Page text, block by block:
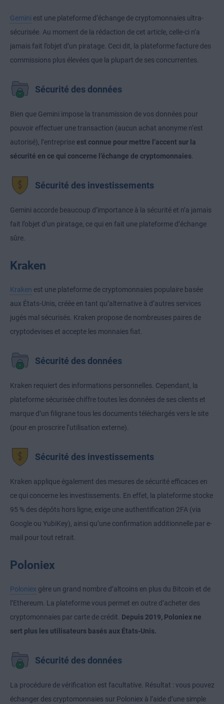
Gemini est une plateforme d’échange de cryptomonnaies ultra-
sécurisée. Au moment de la rédaction de cet article, celle-ci n’a
jamais fait l’objet d’un piratage. Ceci dit, la plateforme facture des
commissions plus élevées que la plupart de ses concurrentes.
Sécurité des données
Bien que Gemini impose la transmission de vos données pour
pouvoir effectuer une transaction (aucun achat anonyme n’est
autorisé), l’entreprise est connue pour mettre l’accent sur la
sécurité en ce qui concerne l’échange de cryptomonnaies.
Sécurité des investissements
Gemini accorde beaucoup d’importance à la sécurité et n’a jamais
fait l’objet d’un piratage, ce qui en fait une plateforme d’échange
sûre.
Kraken
Kraken est une plateforme de cryptomonnaies populaire basée
aux États-Unis, créée en tant qu’alternative à d’autres services
jugés mal sécurisés. Kraken propose de nombreuses paires de
cryptodevises et accepte les monnaies fiat.
Sécurité des données
Kraken requiert des informations personnelles. Cependant, la
plateforme sécurisée chiffre toutes les données de ses clients et
marque d’un filigrane tous les documents téléchargés vers le site
(pour en proscrire l’utilisation externe).
Sécurité des investissements
Kraken applique également des mesures de sécurité efficaces en
ce qui concerne les investissements. En effet, la plateforme stocke
95 % des dépôts hors ligne, exige une authentification 2FA (via
Google ou YubiKey), ainsi qu’une confirmation additionnelle par e-
mail pour tout retrait.
Poloniex
Poloniex gère un grand nombre d’altcoins en plus du Bitcoin et de
l’Ethereum. La plateforme vous permet en outre d’acheter des
cryptomonnaies par carte de crédit. Depuis 2019, Poloniex ne
sert plus les utilisateurs basés aux États-Unis.
Sécurité des données
La procédure de vérification est facultative. Résultat : vous pouvez
échanger des cryptomonnaies sur Poloniex à l’aide d’une simple